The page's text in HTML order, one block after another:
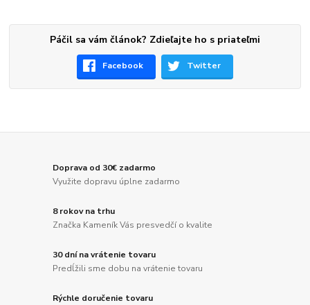
Páčil sa vám článok? Zdieľajte ho s priateľmi
Facebook Twitter
Doprava od 30€ zadarmo
Využite dopravu úplne zadarmo
8 rokov na trhu
Značka Kameník Vás presvedčí o kvalite
30 dní na vrátenie tovaru
Predĺžili sme dobu na vrátenie tovaru
Rýchle doručenie tovaru